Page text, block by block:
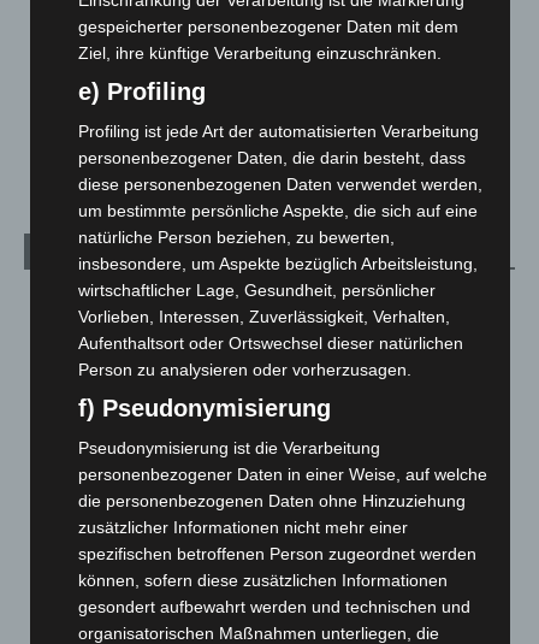
Leserbriefe
Menschen
Über uns
1.271
August 2026(14)
Juli 2026(73)
Juni 2026(139)
Mai 2026(99)
April 2026(99)
März 2026(115)
Februar 2026(109)
Januar 2026(122)
Dezember 2025(103)
November 2025(114)
gespeicherter personenbezogener Daten mit dem
Ziel, ihre künftige Verarbeitung einzuschränken.
e) Profiling
Profiling ist jede Art der automatisierten Verarbeitung
personenbezogener Daten, die darin besteht, dass
diese personenbezogenen Daten verwendet werden,
um bestimmte persönliche Aspekte, die sich auf eine
natürliche Person beziehen, zu bewerten,
insbesondere, um Aspekte bezüglich Arbeitsleistung,
wirtschaftlicher Lage, Gesundheit, persönlicher
Vorlieben, Interessen, Zuverlässigkeit, Verhalten,
Aufenthaltsort oder Ortswechsel dieser natürlichen
Person zu analysieren oder vorherzusagen.
f) Pseudonymisierung
Pseudonymisierung ist die Verarbeitung
personenbezogener Daten in einer Weise, auf welche
die personenbezogenen Daten ohne Hinzuziehung
zusätzlicher Informationen nicht mehr einer
spezifischen betroffenen Person zugeordnet werden
können, sofern diese zusätzlichen Informationen
gesondert aufbewahrt werden und technischen und
organisatorischen Maßnahmen unterliegen, die